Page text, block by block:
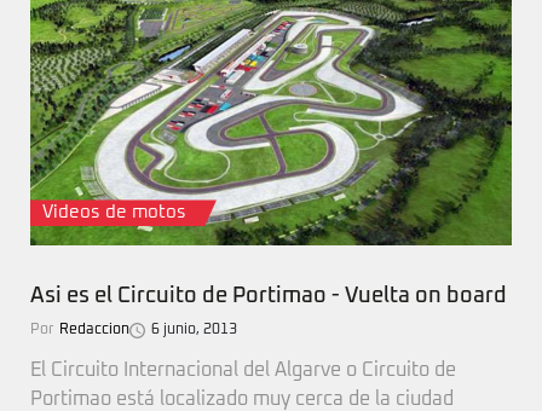
Videos de motos
Asi es el Circuito de Portimao - Vuelta on board
Por Redaccion 6 junio, 2013
El Circuito Internacional del Algarve o Circuito de
Portimao está localizado muy cerca de la ciudad